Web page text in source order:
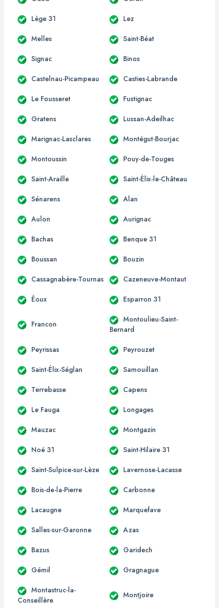
Lège 31 Lez
Melles Saint-Béat
Signac Binos
Castelnau-Picampeau Casties-Labrande
Le Fousseret Fustignac
Gratens Lussan-Adeilhac
Marignac-Lasclares Montégut-Bourjac
Montoussin Pouy-de-Touges
Saint-Araille Saint-Élix-le-Château
Sénarens Alan
Aulon Aurignac
Bachas Benque 31
Boussan Bouzin
Cassagnabère-Tournas Cazeneuve-Montaut
Éoux Esparron 31
Francon
Montoulieu-Saint-
Bernard
Peyrissas Peyrouzet
Saint-Élix-Séglan Samouillan
Terrebasse Capens
Le Fauga Longages
Mauzac Montgazin
Noé 31 Saint-Hilaire 31
Saint-Sulpice-sur-Lèze Lavernose-Lacasse
Bois-de-la-Pierre Carbonne
Lacaugne Marquefave
Salles-sur-Garonne Azas
Bazus Garidech
Gémil Gragnague
Montastruc-la-
Conseillère
Montjoire